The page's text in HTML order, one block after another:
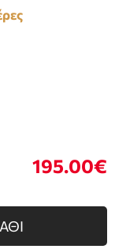
195.00€